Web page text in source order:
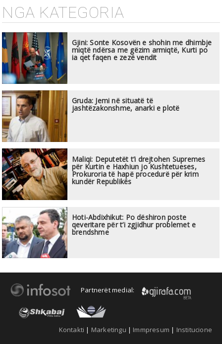
NGA KATEGORIA
Gjini: Sonte Kosovën e shohin me dhimbje
miqtë ndërsa me gëzim armiqtë, Kurti po
ia qet faqen e zezë vendit
Gruda: Jemi në situatë të
jashtëzakonshme, anarki e plotë
Maliqi: Deputetët t’i drejtohen Supremes
për Kurtin e Haxhiun jo Kushtetueses,
Prokuroria të hapë procedurë për krim
kundër Republikës
Hoti-Abdixhikut: Po dëshiron poste
qeveritare për t’i zgjidhur problemet e
brendshme
Partnerët medial:
Kontakti | Marketingu | Immpresum | Institucione